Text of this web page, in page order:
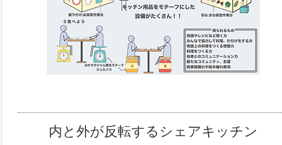
内と外が反転するシェアキッチン